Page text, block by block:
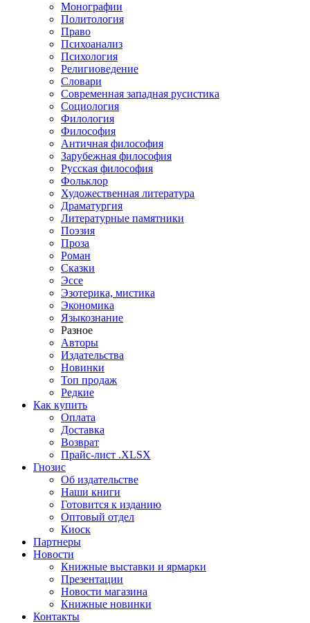
Монографии
Политология
Право
Психоанализ
Психология
Религиоведение
Словари
Современная западная русистика
Социология
Филология
Философия
Античная философия
Зарубежная философия
Русская философия
Фольклор
Художественная литература
Драматургия
Литературные памятники
Поэзия
Проза
Роман
Сказки
Эссе
Эзотерика, мистика
Экономика
Языкознание
Разное
Авторы
Издательства
Новинки
Топ продаж
Редкие
Как купить
Оплата
Доставка
Возврат
Прайс-лист .XLSX
Гнозис
Об издательстве
Наши книги
Готовится к изданию
Оптовый отдел
Киоск
Партнеры
Новости
Книжные выставки и ярмарки
Презентации
Новости магазина
Книжные новинки
Контакты